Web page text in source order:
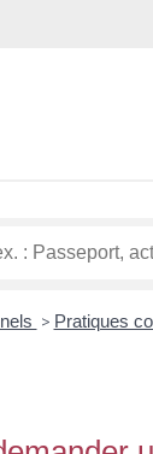
> Pratiques